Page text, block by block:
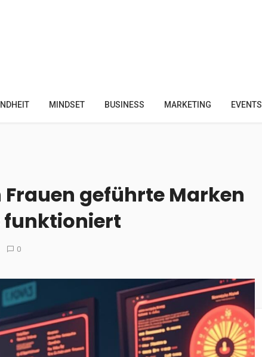
MINDSET BUSINESS MARKETING EVENTS
geführte Marken
funktioniert
0